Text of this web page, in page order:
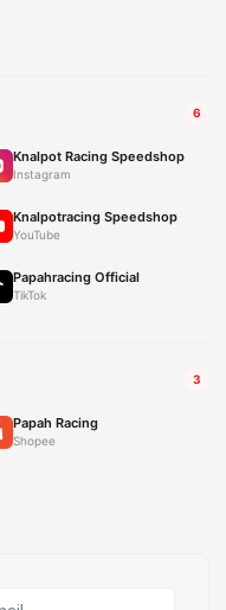
6
Knalpot Racing Speedshop
Instagram
Knalpotracing Speedshop
YouTube
Papahracing Official
TikTok
3
Papah Racing
Shopee